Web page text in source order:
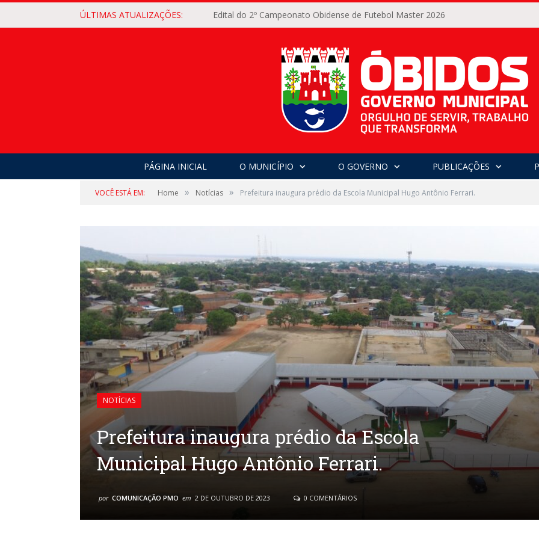
ÚLTIMAS ATUALIZAÇÕES: Edital do 2º Campeonato Obidense de Futebol Master 2026
PÁGINA INICIAL O MUNICÍPIO O GOVERNO PUBLICAÇÕES
VOCÊ ESTÁ EM: Home » Notícias » Prefeitura inaugura prédio da Escola Municipal Hugo Antônio Ferrari.
NOTÍCIAS
Prefeitura inaugura prédio da Escola
Municipal Hugo Antônio Ferrari.
por COMUNICAÇÃO PMO em 2 DE OUTUBRO DE 2023 0 COMENTÁRIOS